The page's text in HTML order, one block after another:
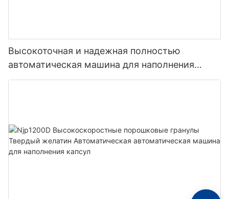
Высокоточная и надежная полностью
автоматическая машина для наполнения
порошковых капсул гранулами и пустыми